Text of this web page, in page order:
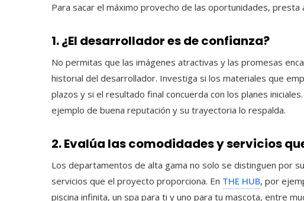
Para sacar el máximo provecho de las oportunidades,
1. ¿El desarrollador es de confianza?
No permitas que las imágenes atractivas y las promesas
historial del desarrollador. Investiga si los materiales que
plazos y si el resultado final concuerda con los planes
ejemplo de buena reputación y su trayectoria lo respalda.
2. Evalúa las comodidades y servicios
Los departamentos de alta gama no solo se distinguen por
servicios que el proyecto proporciona. En THE HUB, por
piscina infinita, un spa para ti y uno para tu mascota, entre